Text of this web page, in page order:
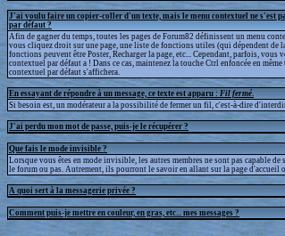
J'ai voulu faire un copier-coller d'un texte, mais le menu contextuel ne s'est
par défaut ?
Afin de gagner du temps, toutes les pages de Forum82 définissent un menu
vous cliquez droit sur une page, une liste de fonctions utiles (qui dépendent de
fonctions peuvent être Poster, Recharger la page, etc... Cependant, parfois,
contextuel par défaut a ! Dans ce cas, maintenez la touche Ctrl enfoncée en
contextuel par défaut s'affichera.
En essayant de répondre à un message, ce texte est apparu : Fil fermé
Si besoin est, un modérateur a la possibilité de fermer un fil, c'est-à-dire d'interdir
J'ai perdu mon mot de passe, puis-je le récupérer ?
Que fais le mode invisible ?
Lorsque vous êtes en mode invisible, les autres membres ne sont pas capable
le forum ou pas. Autrement, ils pourront le savoir en allant sur la page d'accueil
A quoi sert à la messagerie privée ?
Comment puis-je mettre en couleur, en gras, etc... mes messages ?